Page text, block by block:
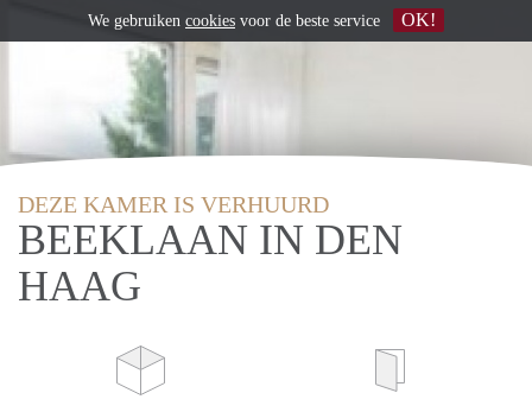
DEZE KAMER IS VERHUURD
BEEKLAAN IN DEN
HAAG
We gebruiken cookies voor de beste service OK!